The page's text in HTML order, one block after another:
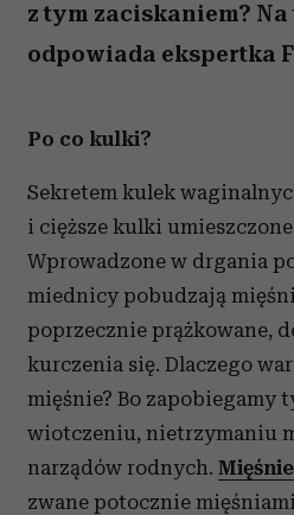
z tym zaciskaniem?
odpowiada ekspertka
Po co kulki?
Sekretem kulek
i cięższe kulki
Wprowadzone w drgania
miednicy pobudzają
poprzecznie prążkowane,
kurczenia się. Dlaczego
mięśnie? Bo zapobiegamy
wiotczeniu, nietrzymaniu
narządów rodnych.
zwane potocznie